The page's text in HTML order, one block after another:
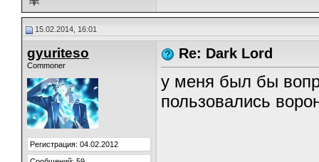
15.02.2014, 16:01
gyuriteso
Commoner
Регистрация: 04.02.2012
Re: Dark Lord
у меня был бы
пользовались